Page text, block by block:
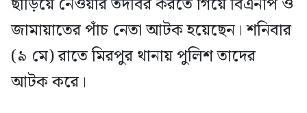
জামায়াতের পাঁচ নেতা আটক হয়েছেন। শনিবার
(৯ মে) রাতে মিরপুর থানায় পুলিশ তাদের
আটক করে।